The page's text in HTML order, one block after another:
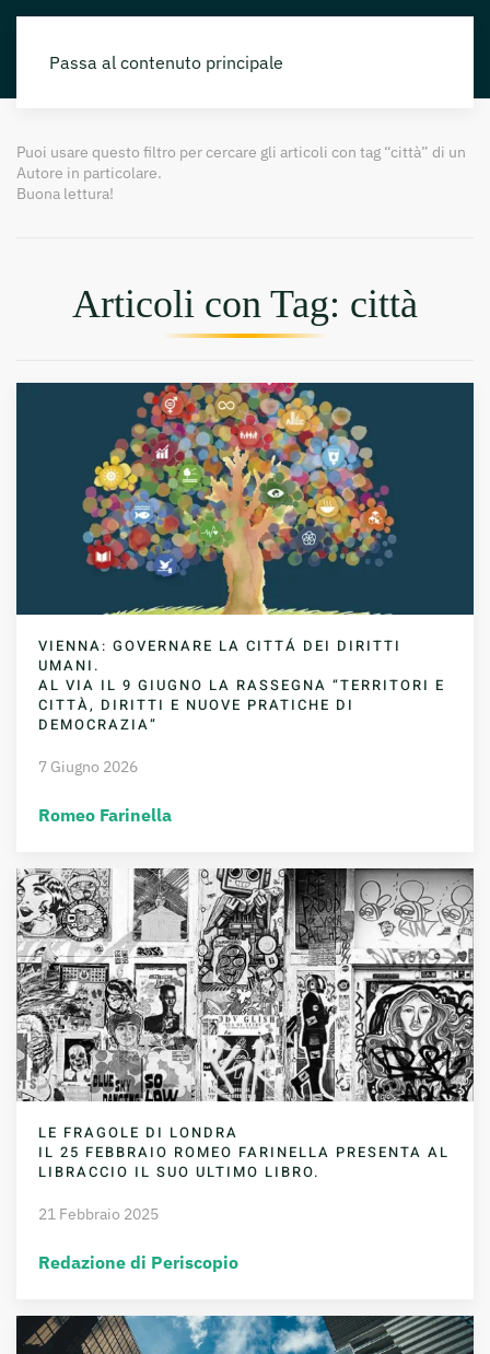
Passa al contenuto principale
Puoi usare questo filtro per cercare gli articoli con tag “città” di un
Autore in particolare.
Buona lettura!
Articoli con Tag: città
VIENNA: GOVERNARE LA CITTÁ DEI DIRITTI
UMANI.
AL VIA IL 9 GIUGNO LA RASSEGNA “TERRITORI E
CITTÀ, DIRITTI E NUOVE PRATICHE DI
DEMOCRAZIA”
7 Giugno 2026
Romeo Farinella
LE FRAGOLE DI LONDRA
IL 25 FEBBRAIO ROMEO FARINELLA PRESENTA AL
LIBRACCIO IL SUO ULTIMO LIBRO.
21 Febbraio 2025
Redazione di Periscopio